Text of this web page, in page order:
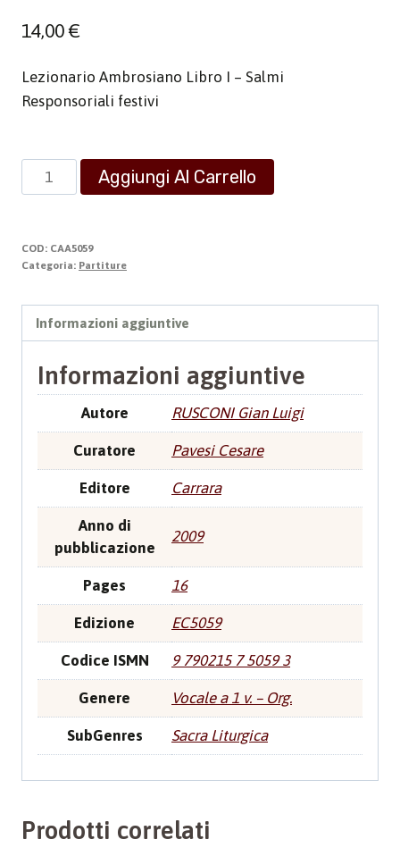
14,00€
Lezionario Ambrosiano Libro I – Salmi
Responsoriali festivi
Mistero
della
del
Signore
con
CD
quantità
Aggiungi Al Carrello
COD: CAA5059
Categoria: Partiture
Informazioni aggiuntive
Informazioni aggiuntive
Autore RUSCONI Gian Luigi
Curatore Pavesi Cesare
Editore Carrara
Anno di
pubblicazione
2009
Pages 16
Edizione EC5059
Codice ISMN 9 790215 7 5059 3
Genere Vocale a 1 v. – Org.
SubGenres Sacra Liturgica
Prodotti correlati